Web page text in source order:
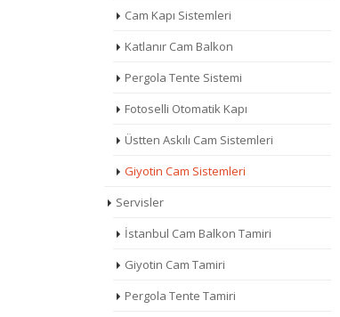
Cam Kapı Sistemleri
Katlanır Cam Balkon
Pergola Tente Sistemi
Fotoselli Otomatik Kapı
Üstten Askılı Cam Sistemleri
Giyotin Cam Sistemleri
Servisler
İstanbul Cam Balkon Tamiri
Giyotin Cam Tamiri
Pergola Tente Tamiri